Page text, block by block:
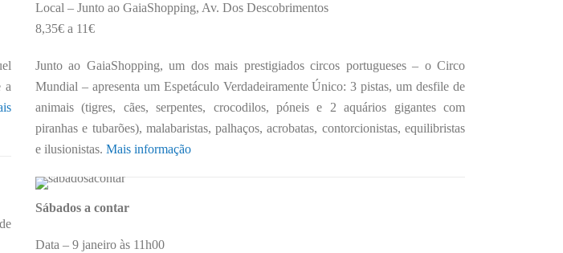
a
Local – Junto ao GaiaShopping, Av. Dos Descobrimentos
8,35€ a 11€
Junto ao GaiaShopping, um dos mais prestigiados circos portugueses – o Circo
Mundial – apresenta um Espetáculo Verdadeiramente Único: 3 pistas, um desfile de
animais (tigres, cães, serpentes, crocodilos, póneis e 2 aquários gigantes com
piranhas e tubarões), malabaristas, palhaços, acrobatas, contorcionistas, equilibristas
e ilusionistas. Mais informação
Sábados a contar
Data – 9 janeiro às 11h00